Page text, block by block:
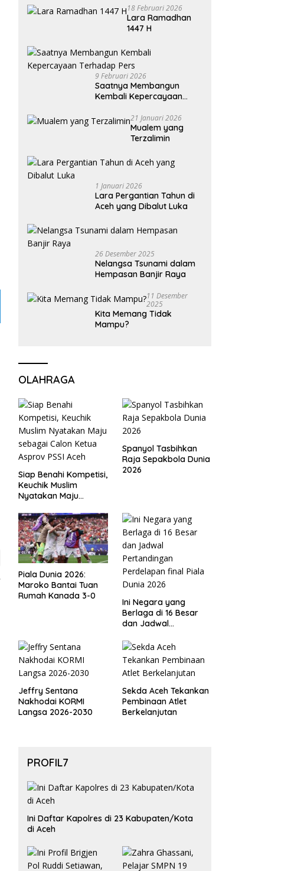
18 Februari 2026
Lara Ramadhan
1447 H
9 Februari 2026
Saatnya Membangun
Kembali Kepercayaan
21 Januari 2026
Mualem yang
Terzalimin
1 Januari 2026
Lara Pergantian Tahun di
Aceh yang Dibalut Luka
26 Desember 2025
Nelangsa Tsunami dalam
Hempasan Banjir Raya
11 Desember
2025
Kita Memang Tidak
Mampu?
OLAHRAGA
Siap Benahi Kompetisi,
Keuchik Muslim
Nyatakan Maju
Asprov PSSI Aceh
Spanyol Tasbihkan
Raja Sepakbola Dunia
2026
Piala Dunia 2026:
Maroko Bantai Tuan
Rumah Kanada 3-0
Ini Negara yang
Berlaga di 16 Besar
dan Jadwal
Perdelapan final Piala
Dunia 2026
Jeffry Sentana
Nakhodai KORMI
Langsa 2026-2030
Sekda Aceh Tekankan
Pembinaan Atlet
Berkelanjutan
PROFIL7
Ini Daftar Kapolres di 23 Kabupaten/Kota
di Aceh